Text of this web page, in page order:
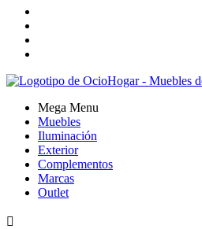
Mega Menu
Muebles
Iluminación
Exterior
Complementos
Marcas
Outlet
